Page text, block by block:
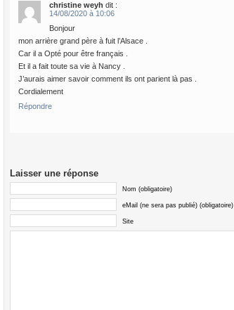
christine weyh dit :
14/08/2020 à 10:06
Bonjour
mon arrière grand père à fuit l’Alsace .
Car il a Opté pour être français .
Et il a fait toute sa vie à Nancy .
J’aurais aimer savoir comment ils ont parient là pas .
Cordialement
Répondre
Laisser une réponse
Nom (obligatoire)
eMail (ne sera pas publié) (obligatoire)
Site